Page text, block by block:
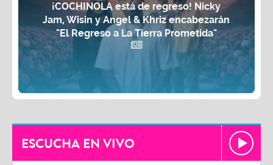
¡COCHINOLA está de regreso! Nicky
Jam, Wisin y Angel & Khriz encabezarán
"El Regreso a La Tierra Prometida"
ESCUCHA EN VIVO